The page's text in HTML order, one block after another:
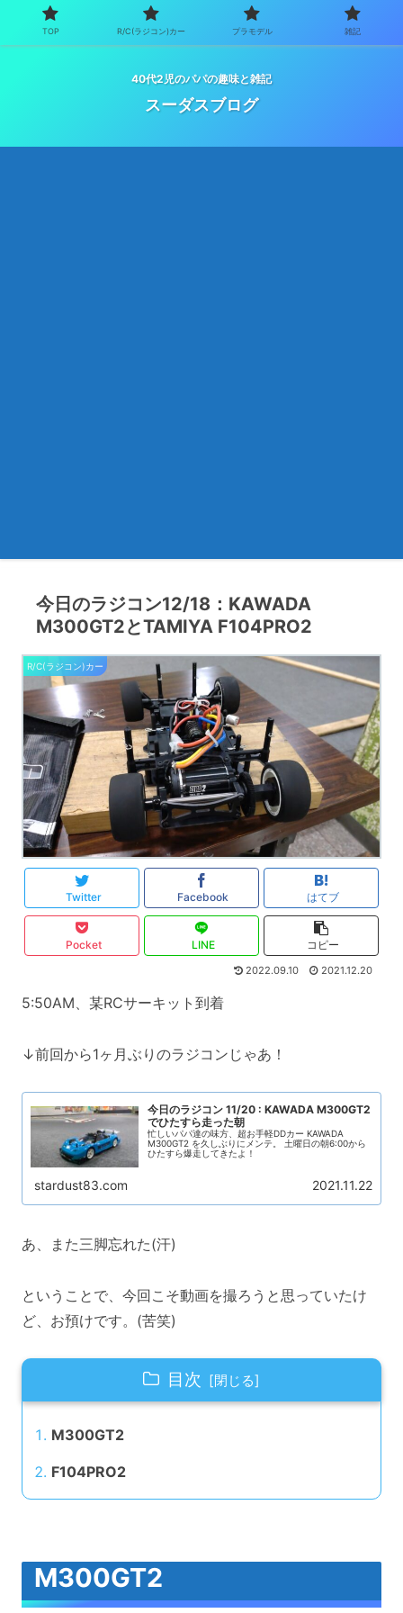
40代2児のパパの趣味と雑記
スーダスブログ
今日のラジコン12/18：KAWADA
M300GT2とTAMIYA F104PRO2
R/C(ラジコン)カー
Twitter Facebook はてブ
Pocket LINE コピー
2022.09.10 2021.12.20
5:50AM、某RCサーキット到着
↓前回から1ヶ月ぶりのラジコンじゃあ！
今日のラジコン 11/20 : KAWADA M300GT2
でひたすら走った朝
忙しいパパ達の味方、超お手軽DDカー KAWADA
M300GT2 を久しぶりにメンテ。 土曜日の朝6:00から
ひたすら爆走してきたよ！
stardust83.com 2021.11.22
あ、また三脚忘れた(汗)
ということで、今回こそ動画を撮ろうと思っていたけ
ど、お預けです。(苦笑)
目次
M300GT2
F104PRO2
M300GT2
TOP R/C(ラジコン)カー プラモデル 雑記